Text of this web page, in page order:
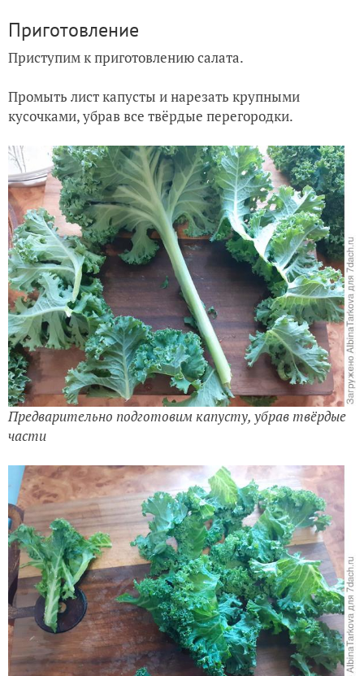
Приготовление
Приступим к приготовлению салата.
Промыть лист капусты и нарезать крупными
кусочками, убрав все твёрдые перегородки.
Предварительно подготовим капусту, убрав твёрдые
части